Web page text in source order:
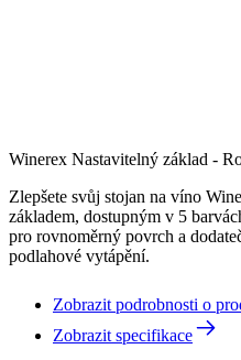
Winerex Nastavitelný základ -
Zlepšete svůj stojan na víno
základem, dostupným v 5
pro rovnoměrný povrch a
podlahové vytápění.
Zobrazit podrobnosti o
Zobrazit specifikace